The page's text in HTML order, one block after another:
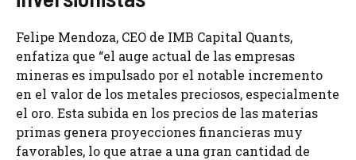
Felipe Mendoza, CEO de IMB Capital Quants,
enfatiza que “el auge actual de las empresas
mineras es impulsado por el notable incremento
en el valor de los metales preciosos, especialmente
el oro. Esta subida en los precios de las materias
primas genera proyecciones financieras muy
favorables, lo que atrae a una gran cantidad de